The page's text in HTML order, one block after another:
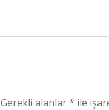
Gerekli alanlar* ile